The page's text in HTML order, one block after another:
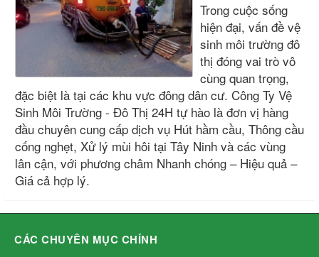
Trong cuộc sống
hiện đại, vấn đề vệ
sinh môi trường đô
thị đóng vai trò vô
cùng quan trọng,
đặc biệt là tại các khu vực đông dân cư. Công Ty Vệ
Sinh Môi Trường - Đô Thị 24H tự hào là đơn vị hàng
đầu chuyên cung cấp dịch vụ Hút hầm cầu, Thông cầu
cống nghẹt, Xử lý mùi hôi tại Tây Ninh và các vùng
lân cận, với phương châm Nhanh chóng – Hiệu quả –
Giá cả hợp lý.
CÁC CHUYÊN MỤC CHÍNH